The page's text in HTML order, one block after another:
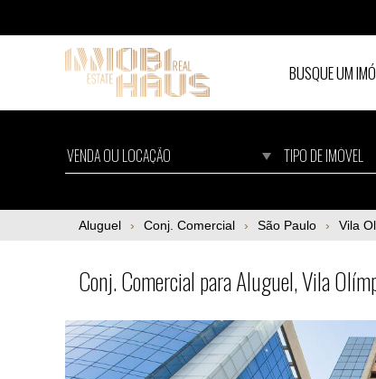
BUSQUE UM
Conj. Comercial para Aluguel, Vila
Aluguel Conj. Comercial São Paulo Vila
Conj. Comercial para Aluguel, Vila